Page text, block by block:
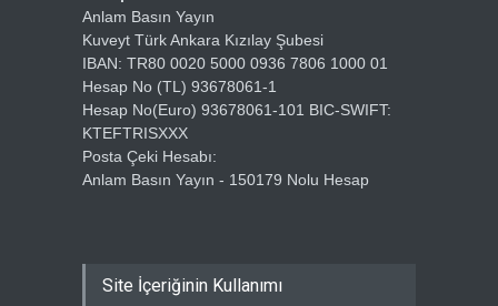
Anlam Basın Yayın
Kuveyt Türk Ankara Kızılay Şubesi
IBAN: TR80 0020 5000 0936 7806 1000 01
Hesap No (TL) 93678061-1
Hesap No(Euro) 93678061-101 BIC-SWIFT:
KTEFTRISXXX
Posta Çeki Hesabı:
Anlam Basın Yayın - 150179 Nolu Hesap
Site İçeriğinin Kullanımı